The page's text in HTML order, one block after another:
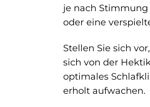
je nach Stimmung
oder eine
Stellen Sie sich
sich von der
optimales
erholt aufwachen.